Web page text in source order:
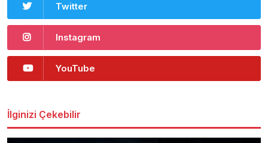
Twitter
Instagram
YouTube
İlginizi Çekebilir